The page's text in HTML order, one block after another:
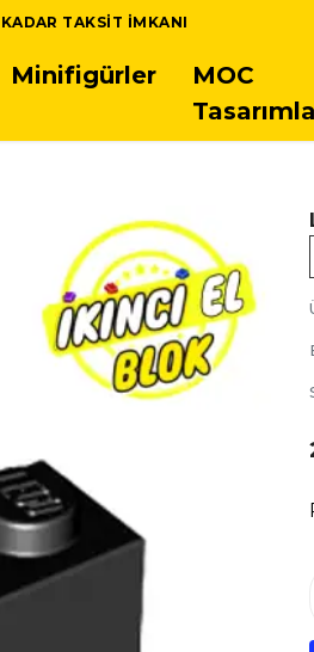
TAKSIT IMKANI
Minifigürler
MOC